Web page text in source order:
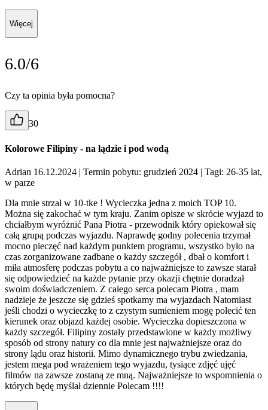
Więcej
6.0/6
Czy ta opinia była pomocna?
30
Kolorowe Filipiny - na lądzie i pod wodą
Adrian 16.12.2024 | Termin pobytu: grudzień 2024 | Tagi: 26-35 lat,
w parze
Dla mnie strzał w 10-tke ! Wycieczka jedna z moich TOP 10.
Można się zakochać w tym kraju. Zanim opisze w skrócie wyjazd to
chciałbym wyróżnić Pana Piotra - przewodnik który opiekował się
całą grupą podczas wyjazdu. Naprawdę godny polecenia trzymał
mocno pieczęć nad każdym punktem programu, wszystko było na
czas zorganizowane zadbane o każdy szczegół , dbał o komfort i
miła atmosferę podczas pobytu a co najważniejsze to zawsze starał
się odpowiedzieć na każde pytanie przy okazji chętnie doradzał
swoim doświadczeniem. Z całego serca polecam Piotra , mam
nadzieje że jeszcze się gdzieś spotkamy ma wyjazdach Natomiast
jeśli chodzi o wycieczkę to z czystym sumieniem mogę polecić ten
kierunek oraz objazd każdej osobie. Wycieczka dopieszczona w
każdy szczegół. Filipiny zostały przedstawione w każdy możliwy
sposób od strony natury co dla mnie jest najważniejsze oraz do
strony lądu oraz historii. Mimo dynamicznego trybu zwiedzania,
jestem mega pod wrażeniem tego wyjazdu, tysiące zdjęć ujęć
filmów na zawsze zostaną ze mną. Najważniejsze to wspomnienia o
których będę myślał dziennie Polecam !!!!